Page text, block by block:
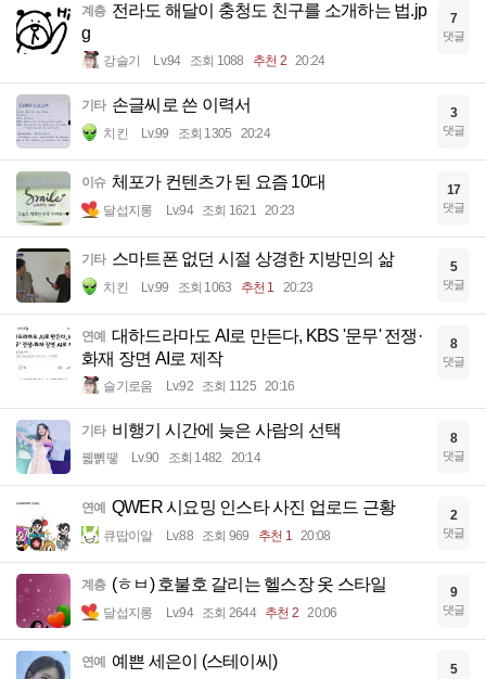
계층 전라도 해달이 충청도 친구를 소개하는 법.jp
g
강슬기 Lv.94 조회 1088 추천 2 20:24
7
댓글
기타 손글씨로 쓴 이력서
치킨 Lv.99 조회 1305 20:24
3
댓글
이슈 체포가 컨텐츠가 된 요즘 10대
달섭지롱 Lv.94 조회 1621 20:23
17
댓글
기타 스마트폰 없던 시절 상경한 지방민의 삶
치킨 Lv.99 조회 1063 추천 1 20:23
5
댓글
연예
대하드라마도 AI로 만든다, KBS '문무' 전쟁·
화재 장면 AI로 제작
슬기로움 Lv.92 조회 1125 20:16
8
댓글
기타 비행기 시간에 늦은 사람의 선택
꿻뻵뗗 Lv.90 조회 1482 20:14
8
댓글
연예 QWER 시요밍 인스타 사진 업로드 근황
큐땁이알 Lv.88 조회 969 추천 1 20:08
2
댓글
계층 (ㅎㅂ) 호불호 갈리는 헬스장 옷 스타일
달섭지롱 Lv.94 조회 2644 추천 2 20:06
9
댓글
연예 예쁜 세은이 (스테이씨) 5